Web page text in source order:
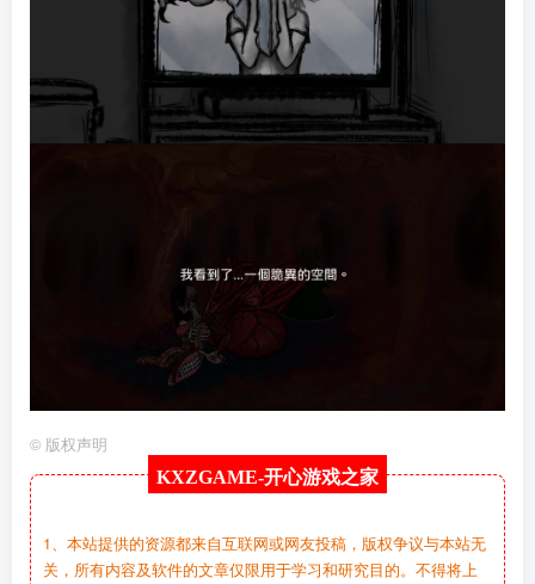
© 版权声明
KXZGAME-开心游戏之家
1、本站提供的资源都来自互联网或网友投稿，版权争议与本站无
关，所有内容及软件的文章仅限用于学习和研究目的。不得将上